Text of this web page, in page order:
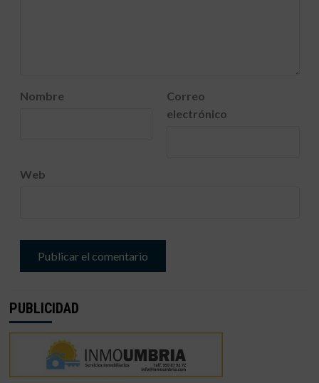
Nombre
Correo
electrónico
Web
PUBLICIDAD